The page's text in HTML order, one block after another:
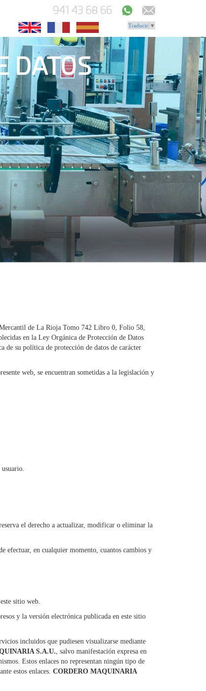
941 43 68 66
Traducir ▼
DATOS
de La Rioja Tomo 742 Libro 0, Folio 58,
en la Ley Orgánica de Protección de Datos
su política de protección de datos de carácter
web, se encuentran sometidas a la legislación y
usuario.
reserva el derecho a actualizar, modificar o eliminar la
efectuar, en cualquier momento, cuantos cambios y
sitio web.
y la versión electrónica publicada en este sitio
incluidos que pudiesen visualizarse mediante
S.A.U. , salvo manifestación expresa en
Estos enlaces no representan ningún tipo de
estos enlaces. CORDERO MAQUINARIA